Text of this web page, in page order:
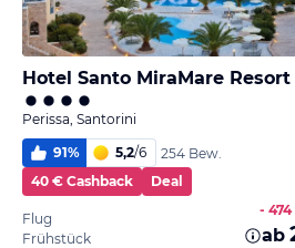
Hotel Santo MiraMare Resort
Perissa, Santorini
91% 5,2/6
254 Bew.
40 € Cashback
Deal
Flug
Frühstück
-
ab